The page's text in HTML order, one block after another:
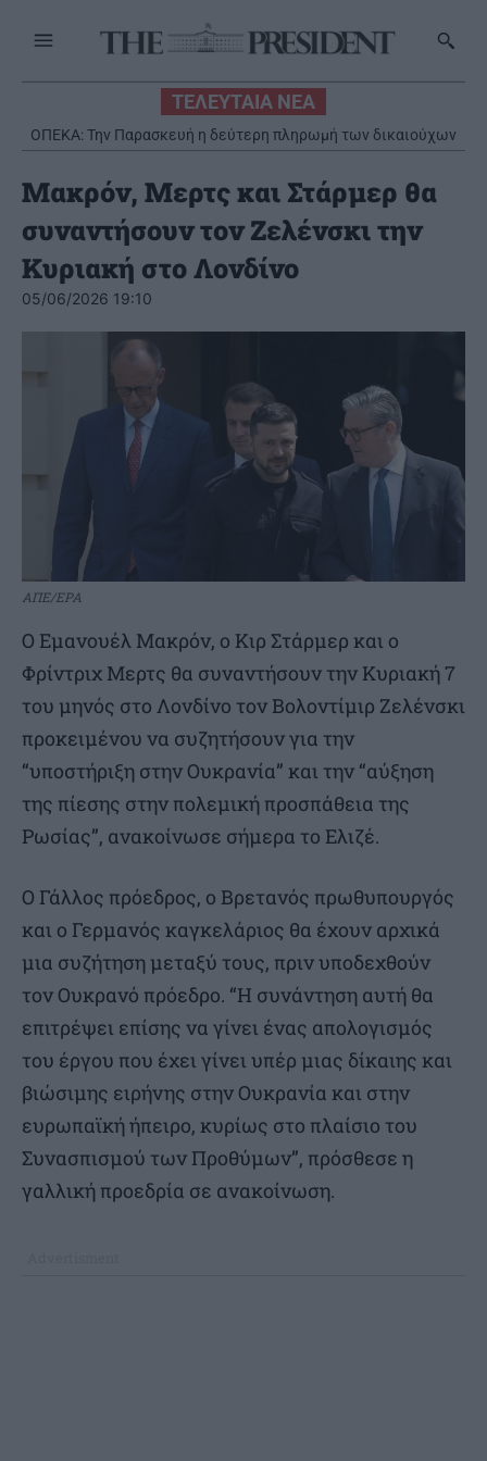
ΤΕΛΕΥΤΑΙΑ ΝΕΑ
ΟΠΕΚΑ: Την Παρασκευή η δεύτερη πληρωμή των δικαιούχων
του Λογαριασμού Αγροτικής Εστίας
Μακρόν, Μερτς και Στάρμερ θα
συναντήσουν τον Ζελένσκι την
Κυριακή στο Λονδίνο
05/06/2026 19:10
ΑΠΕ/EPA
Ο Εμανουέλ Μακρόν, ο Κιρ Στάρμερ και ο
Φρίντριχ Μερτς θα συναντήσουν την Κυριακή 7
του μηνός στο Λονδίνο τον Βολοντίμιρ Ζελένσκι
προκειμένου να συζητήσουν για την
“υποστήριξη στην Ουκρανία” και την “αύξηση
της πίεσης στην πολεμική προσπάθεια της
Ρωσίας”, ανακοίνωσε σήμερα το Ελιζέ.
Ο Γάλλος πρόεδρος, ο Βρετανός πρωθυπουργός
και ο Γερμανός καγκελάριος θα έχουν αρχικά
μια συζήτηση μεταξύ τους, πριν υποδεχθούν
τον Ουκρανό πρόεδρο. “Η συνάντηση αυτή θα
επιτρέψει επίσης να γίνει ένας απολογισμός
του έργου που έχει γίνει υπέρ μιας δίκαιης και
βιώσιμης ειρήνης στην Ουκρανία και στην
ευρωπαϊκή ήπειρο, κυρίως στο πλαίσιο του
Συνασπισμού των Προθύμων”, πρόσθεσε η
γαλλική προεδρία σε ανακοίνωση.